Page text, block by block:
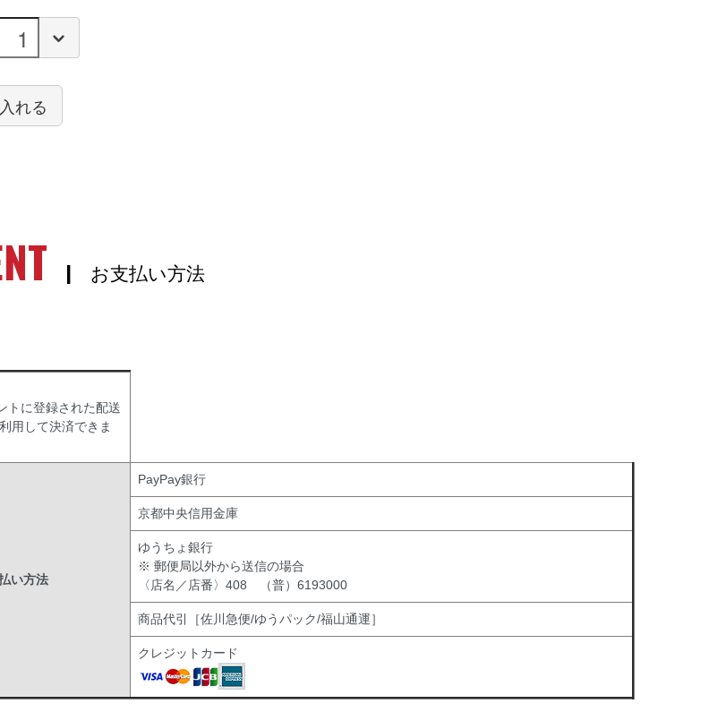
れる
| お支払い方法
トに登録された配送
用して決済できま
い方法
PayPay銀行
京都中央信用金庫
ゆうちょ銀行
※ 郵便局以外から送信の場合
〈店名／店番〉408 （普）6193000
商品代引［佐川急便/ゆうパック/福山通運］
クレジットカード